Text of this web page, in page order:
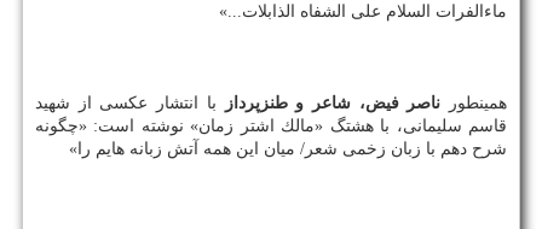
ماءالفرات السلام علی الشفاه الذابلات...»
همینطور ناصر فیض، شاعر و طنزپرداز
با انتشار عكسی از شهید
قاسم سلیمانی، با هشتگ «مالك اشتر زمان» نوشته است: «چگونه
شرح دهم با زبان زخمی شعر/ میان این همه آتش زبانه هایم را»